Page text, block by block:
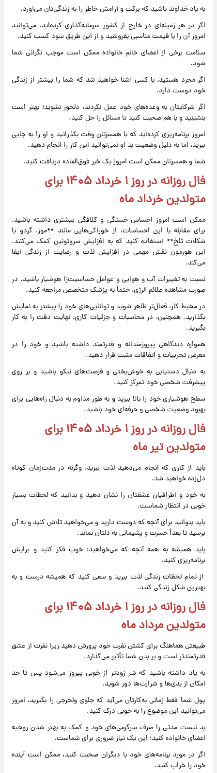
به یاد خداوند باشید که برکت و آرامش خاطر را به زندگی‌تان می‌آورد.
اگر در هر زمینه‌ای در خارج از کشور سرمایه‌گذاری کرده‌اید، می‌توانید
امروز آن را با قیمت مناسبی بفروشید و از این طریق سود کسب کنید.
سلامت برخی از اعضای خانم خانواده ممکن است موجب نگرانی شما
شود.
اگر مجرد هستید، با کسی آشنا خواهید شد که شما را بیشتر از زندگی
خود دوست دارد.
اگر شرکایتان به وعده‌های خود عمل نکردند، دلخور نشوید؛ بهتر است
بنشینید و با هم صحبت کنید تا مسائل را حل کنید.
امروز برنامه‌ریزی کرده‌اید که با همسرتان وقت بگذرانید و او را به جایی
ببرید، اما به دلیل وضعیت بد او نمی‌توانید این کار را انجام دهید.
شما و همسرتان ممکن است امروز یک خبر فوق‌العاده دریافت کنید.
فال روزانه در روز ۱ خرداد ۱۴۰۵ برای
متولدین خرداد ماه
ممکن است امروز احساس خستگی و کلافگی بیشتری داشته باشید.
برای مقابله با این احساسات، از خوراکی‌هایی مانند **موز، گردو یا
شکلات تلخ** استفاده کنید که به افزایش سروتونین کمک می‌کنند.
این هورمون نقش مهمی در افزایش لذت و رضایت از زندگی ایفا
می‌کند.
نسبت به تغییرات آب و هوایی و عوامل حساسیت‌زا هوشیار باشید. در
صورت مشاهده علائم آلرژی، حتماً به پزشک متخصص مراجعه کنید.
در محیط کار، فعال‌تر ظاهر شوید و توانایی‌های خود را بیشتر به نمایش
بگذارید. همچنین، در محاسبات و جزئیات کاری، نهایت دقت را به کار
بگیرید.
همواره دیدگاهی پیروزمندانه و قدرتمند داشته باشید و خود را در
معرض تجربیات و اتفاقات مثبت قرار دهید.
به دنبال دستیابی به خوش‌بختی و فرصت‌های نیکو باشید و بر روی
پیشرفت شخصی خود تمرکز کنید.
سطح هوشیاری خود را بالا ببرید و به طور مداوم به دنبال راه‌هایی برای
بهبود وضعیت شخصی و حرفه‌ای خود باشید.
فال روزانه در روز ۱ خرداد ۱۴۰۵ برای
متولدین تیر ماه
باید از کاری که انجام می‌دهید لذت ببرید، وگرنه در مدت‌زمان کوتاه
دل‌زده خواهید شد.
به خود و اطرافیان عشقتان را نشان دهید و بدانید که لحظات بسیار
خوبی در انتظار شماست.
باید بتوانید برای آنچه که دوست دارید و می‌خواهید تلاش کنید و به آن
برسید تا بعداً حسرت و پشیمانی به دلتان نماند.
باید همیشه به همه آنچه که می‌خواهید؛ خوب فکر کنید و برایش
برنامه‌ریزی کنید.
از تمام لحظات زندگی لذت ببرید و سعی کنید که همیشه درست و به
بهترین شکل زندگی کنید.
فال روزانه در روز ۱ خرداد ۱۴۰۵ برای
متولدین مرداد ماه
طبیعتی هماهنگ برای کشتن نفرت خود پرورش دهید زیرا نفرت از عشق
قدرتمندتر است و بر بدن شما تأثیر می‌گذارد.
به یاد داشته باشید که شر زودتر از خوبی پیروز می‌شود پس تا حد
امکان از بدی‌ها و شرارت‌ها دور شوید.
پول شما فقط زمانی به‌کارتان می‌آید که جلوی ولخرجی را بگیرید، امروز
می‌توانید این موضوع را به خوبی درک کنید.
بد نیست مدتی را صرف سرگرمی‌های خود و کمک به بهتر شدن روحیه
اعضای خانواده کنید؛ این یک نیاز ضروری برای شماست.
اگر در مورد برنامه‌های خود با دیگران صحبت کنید، ممکن است آینده
خود را خراب کنید.